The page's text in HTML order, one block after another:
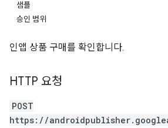
샘플
승인 범위
인앱 상품 구매를 확인합니다.
HTTP 요청
POST
https://